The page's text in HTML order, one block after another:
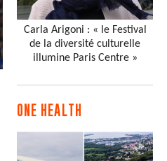
Carla Arigoni : « le Festival
de la diversité culturelle
illumine Paris Centre »
ONE HEALTH